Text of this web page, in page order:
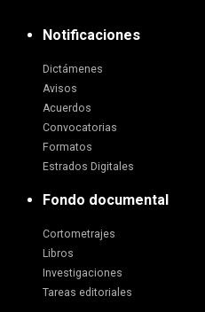
Notificaciones
Dictámenes
Avisos
Acuerdos
Convocatorias
Formatos
Estrados Digitales
Fondo documental
Cortometrajes
Libros
Investigaciones
Tareas editoriales